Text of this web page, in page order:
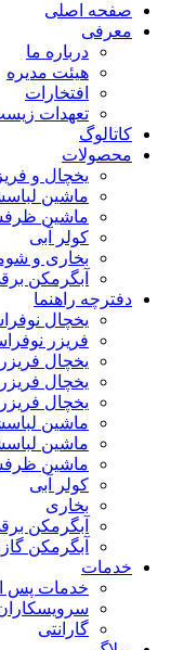
صفحه اصلی
معرفی
درباره ما
هیئت مدیره
افتخارات
تعهدات
کاتالوگ
محصولات
یخچال و
ماشین
ماشین
کولر آبی
بخاری و
آبگرمکن
دفترچه راهنما
یخچال
فریزر
یخچال
یخچال فریزر
یخچال فریزر
ماشین
ماشین
ماشین
کولر آبی
بخاری
آبگرمکن
آبگرمکن
خدمات
خدمات پس
گارانتی